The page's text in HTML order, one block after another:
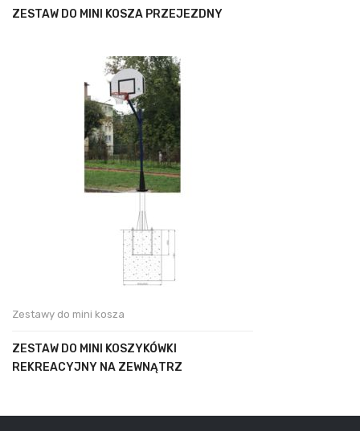
ZESTAW DO MINI KOSZA PRZEJEZDNY
Zestawy do mini kosza
ZESTAW DO MINI KOSZYKÓWKI
REKREACYJNY NA ZEWNĄTRZ